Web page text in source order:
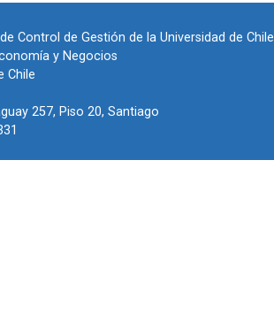
Control de Gestión de la Universidad de Chile
y Negocios
Chile
257, Piso 20, Santiago